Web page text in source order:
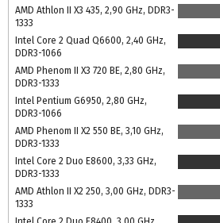
AMD Athlon II X3 435, 2,90 GHz, DDR3-
1333
Intel Core 2 Quad Q6600, 2,40 GHz,
DDR3-1066
AMD Phenom II X3 720 BE, 2,80 GHz,
DDR3-1333
Intel Pentium G6950, 2,80 GHz,
DDR3-1066
AMD Phenom II X2 550 BE, 3,10 GHz,
DDR3-1333
Intel Core 2 Duo E8600, 3,33 GHz,
DDR3-1333
AMD Athlon II X2 250, 3,00 GHz, DDR3-
1333